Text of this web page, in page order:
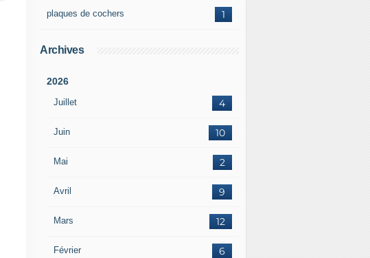
1
plaques de cochers
Archives
2026
Juillet 4
Juin 10
Mai 2
Avril 9
Mars 12
Février 6